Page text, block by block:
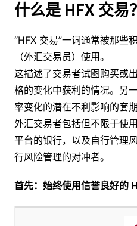
什么是 HFX 交易？
“HFX 交易”一词通常被那些
（外汇交易员）使用。
这描述了交易者试图购买或
格的变化中获利的情况。另
率变化的潜在不利影响的套期
外汇交易者包括但不限于使
平台的银行，以及自行管理
行风险管理的对冲者。
首先：始终使用信誉良好的